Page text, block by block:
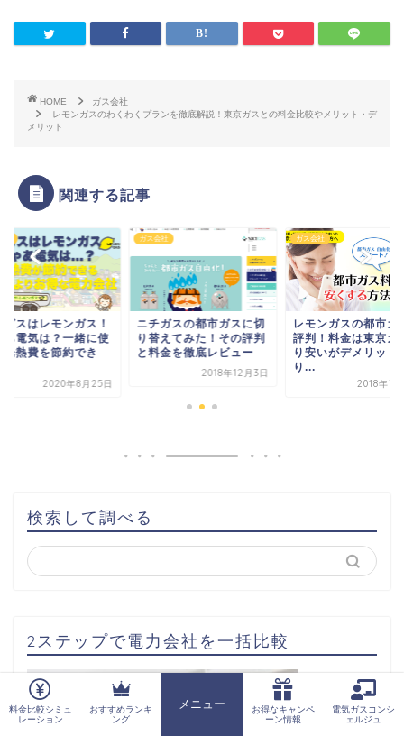
HOME
ガス会社
レモンガスのわくわくプランを徹底解説！東京ガスとの料金比較やメリット・デ
メリット
関連する記事
ガスはレモンガス！
あ電気は？一緒に使
光熱費を節約でき
2020年8月25日
ガス会社
ニチガスの都市ガスに切
り替えてみた！その評判
と料金を徹底レビュー
2018年12月3日
ガス会社
レモンガスの都市ガ
評判！料金は東京ガ
り安いがデメリット
り...
2018年7
検索して調べる
2ステップで電力会社を一括比較
料金比較シミュ
レーション
おすすめランキ
ング
メニュー
お得なキャンペ
ーン情報
電気ガスコンシ
ェルジュ